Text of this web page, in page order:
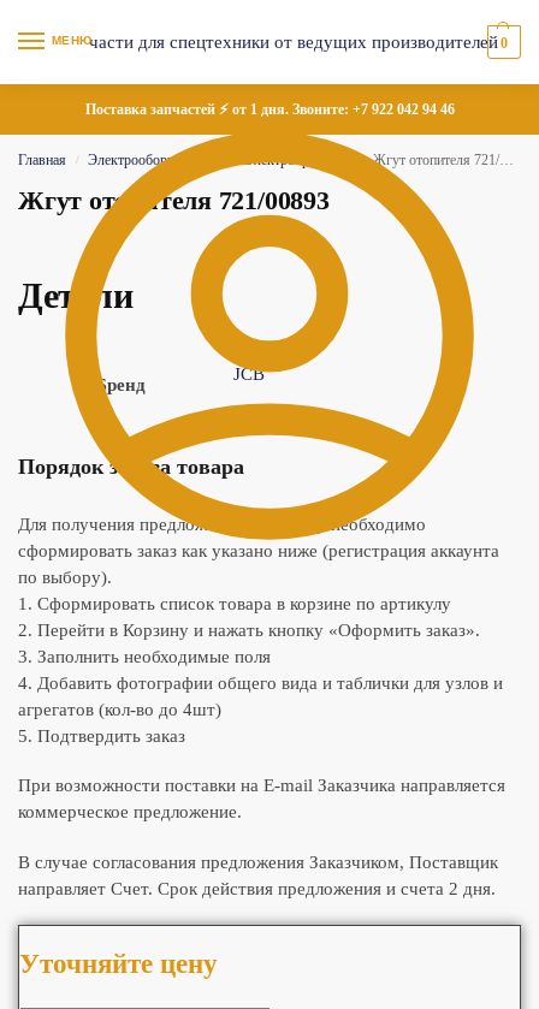
МЕНЮ 0
Поставка запчастей ⚡ от 1 дня. Звоните: +7 922 042 94 46
Главная / Электрооборудование Электропроводка / Жгут отопителя 721/00893
Жгут отопителя 721/00893
Детали
Бренд
JCB
Порядок заказа товара
Для получения предложения по товару необходимо
сформировать заказ как указано ниже (регистрация аккаунта
по выбору).
1. Сформировать список товара в корзине по артикулу
2. Перейти в Корзину и нажать кнопку «Оформить заказ».
3. Заполнить необходимые поля
4. Добавить фотографии общего вида и таблички для узлов и
агрегатов (кол-во до 4шт)
5. Подтвердить заказ
При возможности поставки на E-mail Заказчика направляется
коммерческое предложение.
В случае согласования предложения Заказчиком, Поставщик
направляет Счет. Срок действия предложения и счета 2 дня.
Уточняйте цену